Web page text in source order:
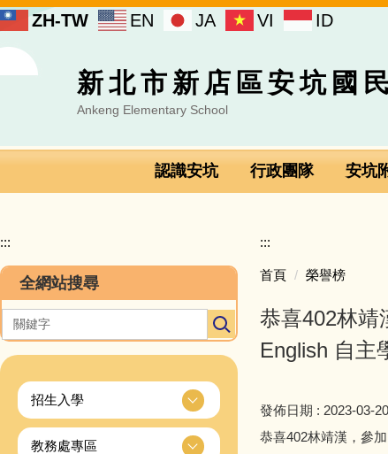
跳
到
主
ZH-TW EN JA VI ID
新北市新店區安坑國
Ankeng Elementary School
認識安坑 行政團隊 安坑
:::
全網站搜尋
招生入學
教務處專區
:::
首頁 榮譽榜
恭喜402林靖
English 自主
發佈日期 : 2023-03-20
恭喜402林靖漢，參